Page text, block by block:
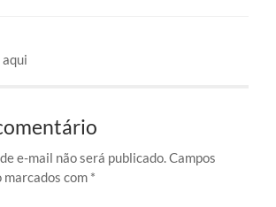
e-mail não será publicado.Campos
com *